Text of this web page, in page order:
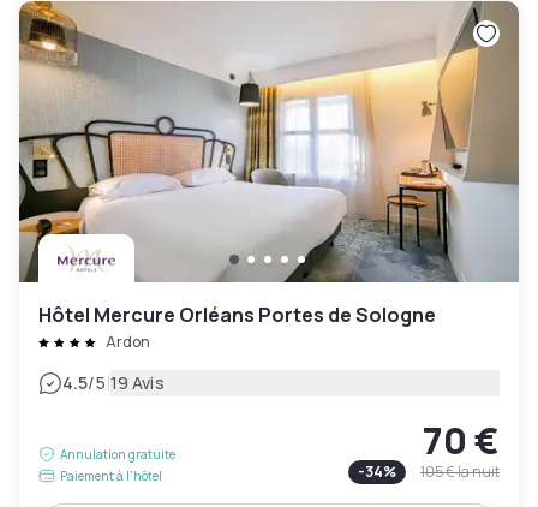
Hôtel Mercure Orléans Portes de Sologne
Ardon
4.5/5|19 Avis
Annulation gratuite
Paiement à l'hôtel
70 €
-34% 105 €la nuit